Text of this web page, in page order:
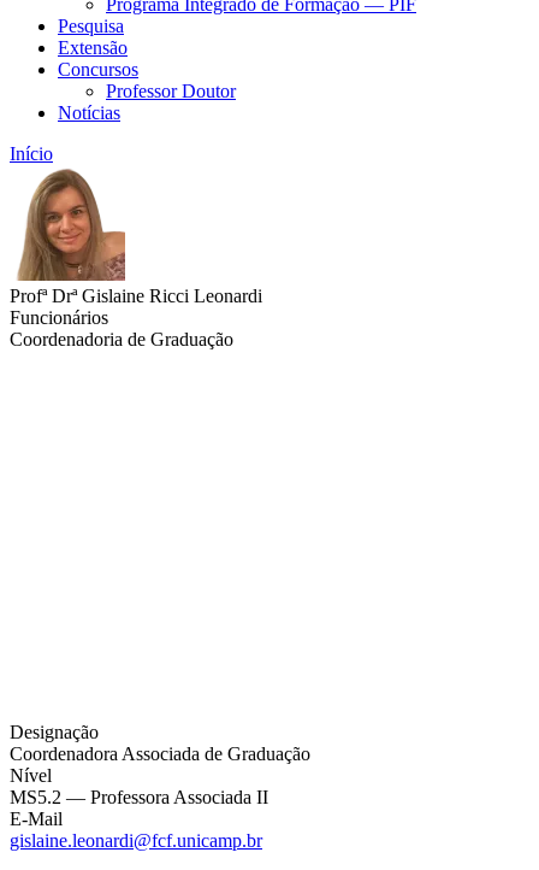
Programa Integrado de Formação — PIF
Pesquisa
Extensão
Concursos
Professor Doutor
Notícias
Início
Profª Drª Gislaine Ricci Leonardi
Funcionários
Coordenadoria de Graduação
Designação
Coordenadora Associada de Graduação
Nível
MS5.2 — Professora Associada II
E-Mail
gislaine.leonardi@fcf.unicamp.br